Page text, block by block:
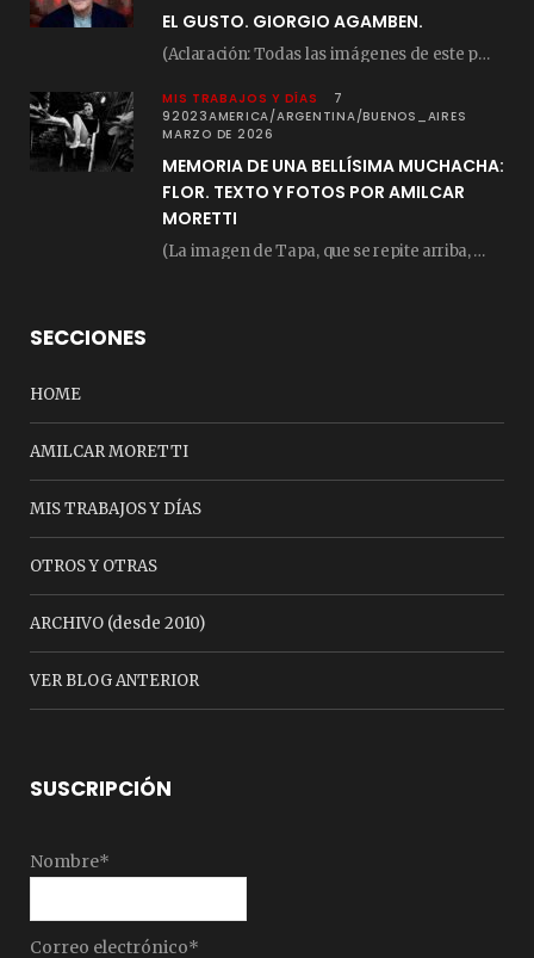
EL GUSTO. GIORGIO AGAMBEN.
(Aclaración: Todas las imágenes de este posteo fueron tomadas de Bloghemia.com, y todos los…
MIS TRABAJOS Y DÍAS
7
92023AMERICA/ARGENTINA/BUENOS_AIRES
MARZO DE 2026
MEMORIA DE UNA BELLÍSIMA MUCHACHA:
FLOR. TEXTO Y FOTOS POR AMILCAR
MORETTI
(La imagen de Tapa, que se repite arriba, fue compuesta por Amilcar Moretti el viernes…
SECCIONES
HOME
AMILCAR MORETTI
MIS TRABAJOS Y DÍAS
OTROS Y OTRAS
ARCHIVO (desde 2010)
VER BLOG ANTERIOR
SUSCRIPCIÓN
Nombre*
Correo electrónico*